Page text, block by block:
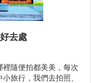
去處
隨便拍都美美，每次
旅行，我們去拍照、